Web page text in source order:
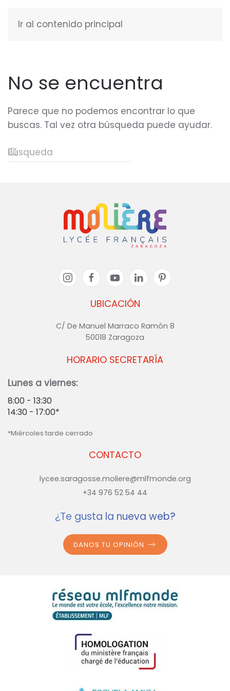
Ir al contenido principal
No se encuentra
Parece que no podemos encontrar lo que
buscas. Tal vez otra búsqueda puede ayudar.
UBICACIÓN
C/ De Manuel Marraco Ramón 8
50018 Zaragoza
CONTACTO
lycee.saragosse.moliere@mlfmonde.org
+34 976 52 54 44
HORARIO SECRETARÍA
Lunes a viernes:
8:00 - 13:30
14:30 - 17:00*
*Miércoles tarde cerrado
¿Te gusta la nueva web?
DANOS TU OPINIÓN